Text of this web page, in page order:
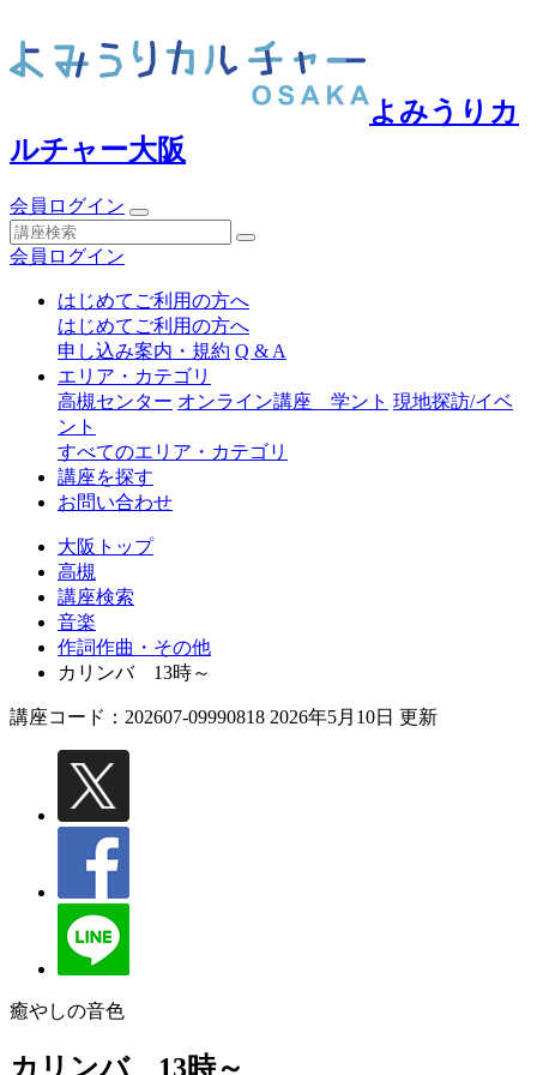
よみうりカ
ルチャー大阪
会員ログイン
会員ログイン
はじめてご利用の方へ
はじめてご利用の方へ
申し込み案内・規約 Q & A
エリア・カテゴリ
高槻センター オンライン講座 学ント 現地探訪/イベ
ント
すべてのエリア・カテゴリ
講座を探す
お問い合わせ
大阪トップ
高槻
講座検索
音楽
作詞作曲・その他
カリンバ 13時～
講座コード：202607-09990818 2026年5月10日 更新
癒やしの音色
カリンバ 13時～